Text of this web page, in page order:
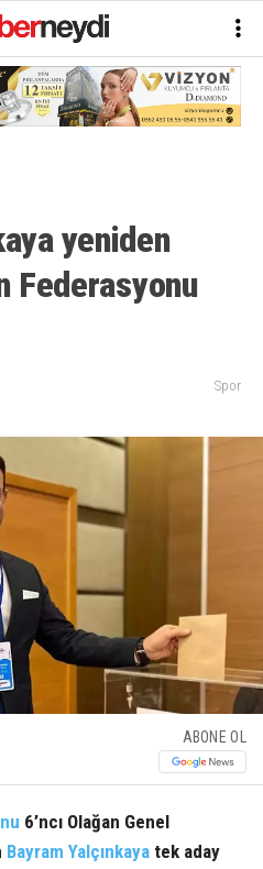
yeniden
Federasyonu
Spor
ABONE OL
6’ncı Olağan Genel
Bayram Yalçınkaya tek aday